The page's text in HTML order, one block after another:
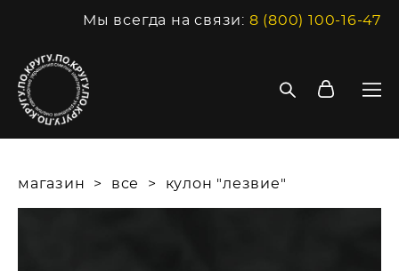
Мы всегда на связи: 8 (800) 100-16-47
магазин > все > кулон "лезвие"